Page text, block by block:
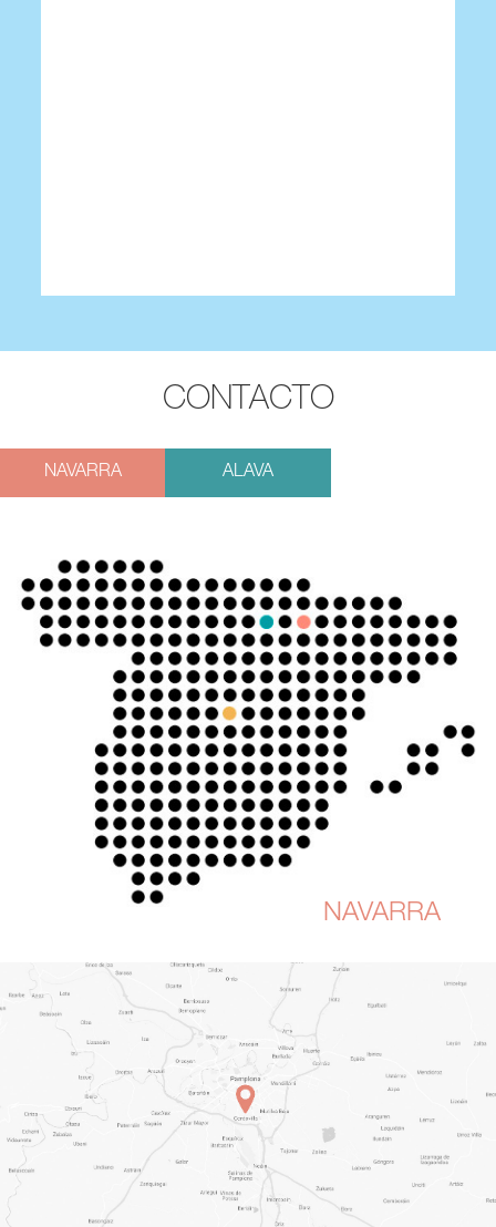
CONTACTO
NAVARRA ALAVA
NAVARRA